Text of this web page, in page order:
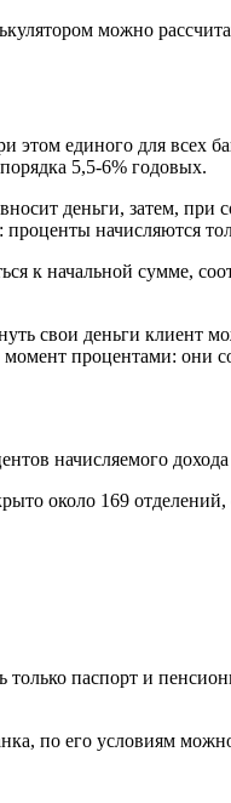
можно
единого для всех
5,5-6% годовых.
деньги, затем, при
начисляются
к начальной сумме,
свои деньги
процентами: они
начисляемого
около 169
паспорт и
по его условиям